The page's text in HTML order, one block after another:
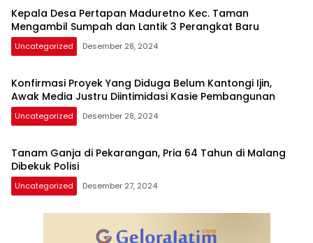
Kepala Desa Pertapan Maduretno Kec. Taman
Mengambil Sumpah dan Lantik 3 Perangkat Baru
Uncategorized Desember 28, 2024
Konfirmasi Proyek Yang Diduga Belum Kantongi Ijin,
Awak Media Justru Diintimidasi Kasie Pembangunan
Uncategorized Desember 28, 2024
Tanam Ganja di Pekarangan, Pria 64 Tahun di Malang
Dibekuk Polisi
Uncategorized Desember 27, 2024